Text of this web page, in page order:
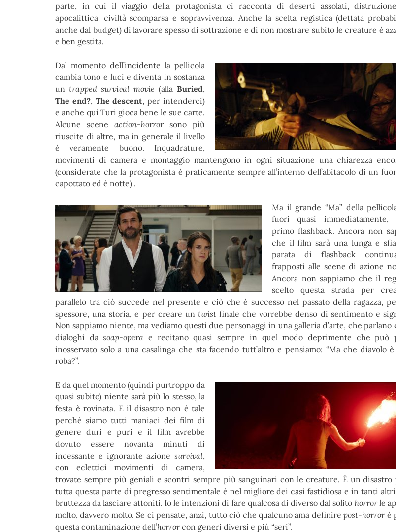
parte, in cui il viaggio della protagonista ci racconta di deserti assolati,
apocalittica, civiltà scomparsa e sopravvivenza. Anche la scelta registica (dettata
anche dal budget) di lavorare spesso di sottrazione e di non mostrare subito le creature è
e ben gestita.
Dal momento dell’incidente la pellicola
cambia tono e luci e diventa in sostanza
un trapped survival movie (alla Buried,
The end?, The descent, per intenderci)
e anche qui Turi gioca bene le sue carte.
Alcune scene action-horrorsono più
riuscite di altre, ma in generale il livello
è veramente buono. Inquadrature,
movimenti di camera e montaggio mantengono in ogni situazione una chiarezza
(considerate che la protagonista è praticamente sempre all’interno dell’abitacolo di un
capottato ed è notte) .
Ma il grande “Ma” della
fuori quasi
primo flashback. Ancora non
che il film sarà una lunga e
parata di flashback
frapposti alle scene di azione
Ancora non sappiamo che il
scelto questa strada per
parallelo tra ciò succede nel presente e ciò che è successo nel passato della ragazza,
spessore, una storia, e per creare un twistfinale che vorrebbe denso di sentimento e
Non sappiamo niente, ma vediamo questi due personaggi in una galleria d’arte, che parlano
dialoghi dasoap-opera e recitano quasi sempre in quel modo deprimente che può
inosservato solo a una casalinga che sta facendo tutt’altro e pensiamo: “Ma che diavolo è
roba?”.
E da quel momento (quindi purtroppo da
quasi subito) niente sarà più lo stesso, la
festa è rovinata. E il disastro non è tale
perché siamo tutti maniaci dei film di
genere duri e puri e il film avrebbe
dovuto essere novanta minuti di
incessante e ignorante azione survival,
con eclettici movimenti di camera,
trovate sempre più geniali e scontri sempre più sanguinari con le creature. È un disastro
tutta questa parte di pregresso sentimentale è nel migliore dei casi fastidiosa e in tanti
bruttezza da lasciare attoniti. Io le intenzioni di fare qualcosa di diverso dal solito horrorle
molto, davvero molto. Se ci pensate, anzi, tutto ciò che qualcuno ama definirepost-horrorè
questa contaminazione dell’horrorcon generi diversi e più “seri”.